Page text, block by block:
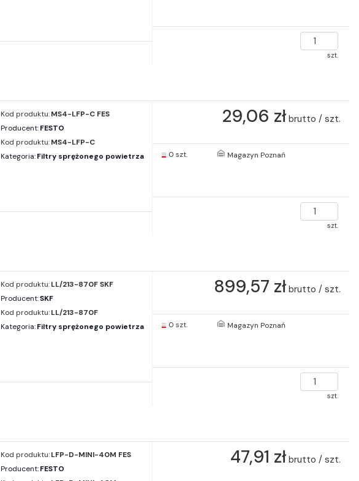
szt.
Kod produktu:MS4-LFP-C FES
Producent:FESTO
Kod produktu:MS4-LFP-C
Kategoria:Filtry sprężonego powietrza
29,06 zł brutto / szt.
0 szt. Magazyn Poznań
szt.
Kod produktu:LL/213-870F SKF
Producent:SKF
Kod produktu:LL/213-870F
Kategoria:Filtry sprężonego powietrza
899,57 zł brutto / szt.
0 szt. Magazyn Poznań
szt.
Kod produktu:LFP-D-MINI-40M FES
Producent:FESTO
47,91 zł brutto / szt.